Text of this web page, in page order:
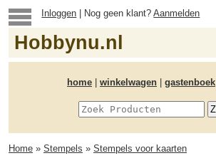
Inloggen | Nog geen klant?Aanmelden
Hobbynu.nl
home winkelwagen gastenboek
Home » Stempels » Stempels voor kaarten